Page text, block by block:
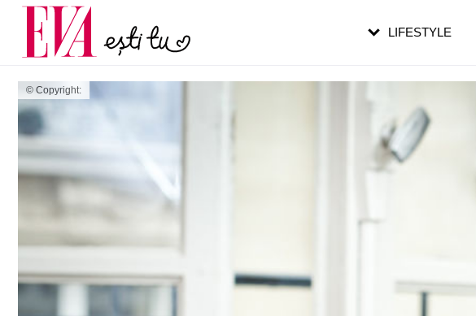
© Copyright:
LIFESTYLE
Carieră
Actualitate